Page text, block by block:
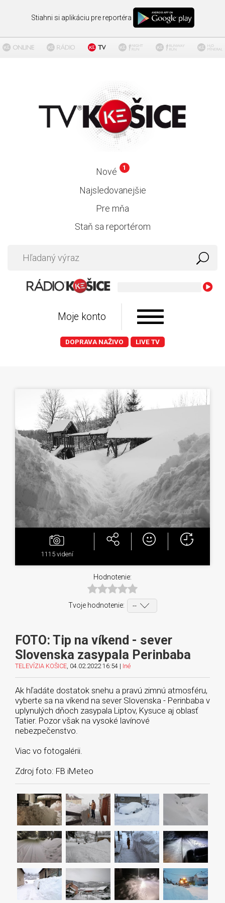
Stiahni si aplikáciu pre reportéra
Nové 1
Najsledovanejšie
Pre mňa
Staň sa reportérom
Moje konto
DOPRAVA NAŽIVO LIVE TV
1115 videní
Hodnotenie:
Tvoje hodnotenie:
FOTO: Tip na víkend - sever
Slovenska zasypala Perinbaba
TELEVÍZIA KOŠICE , 04.02.2022 16:54 | Iné
Ak hľadáte dostatok snehu a pravú zimnú atmosféru,
vyberte sa na víkend na sever Slovenska - Perinbaba v
uplynulých dňoch zasypala Liptov, Kysuce aj oblasť
Tatier. Pozor však na vysoké lavínové
nebezpečenstvo.
Viac vo fotogalérii.
Zdroj foto: FB iMeteo